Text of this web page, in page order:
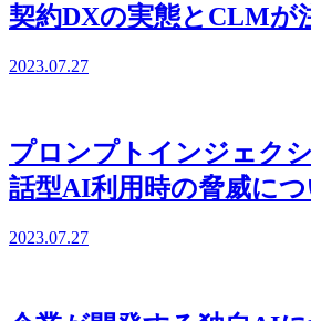
契約DXの実態とCLMが
2023.07.27
プロンプトインジェク
話型AI利用時の脅威に
2023.07.27